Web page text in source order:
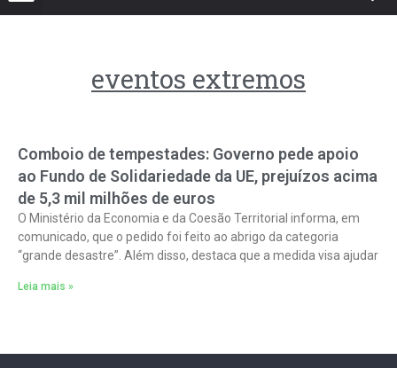
eventos extremos
Comboio de tempestades: Governo pede apoio
ao Fundo de Solidariedade da UE, prejuízos acima
de 5,3 mil milhões de euros
O Ministério da Economia e da Coesão Territorial informa, em
comunicado, que o pedido foi feito ao abrigo da categoria
“grande desastre”. Além disso, destaca que a medida visa ajudar
Leia mais »